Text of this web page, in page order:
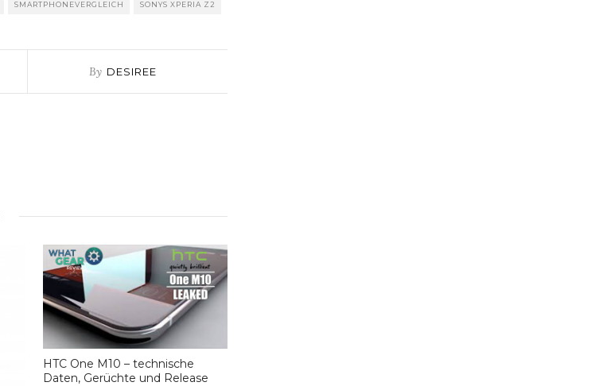
SMARTPHONEVERGLEICH SONYS XPERIA Z2
By DESIREE
HTC One M10 – technische
Daten, Gerüchte und Release